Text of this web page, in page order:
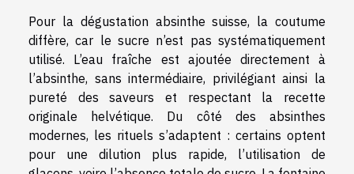
Pour la dégustation absinthe suisse, la coutume
diffère, car le sucre n’est pas systématiquement
utilisé. L’eau fraîche est ajoutée directement à
l’absinthe, sans intermédiaire, privilégiant ainsi la
pureté des saveurs et respectant la recette
originale helvétique. Du côté des absinthes
modernes, les rituels s’adaptent : certains optent
pour une dilution plus rapide, l’utilisation de